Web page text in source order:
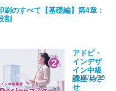
刷のすべて【基礎編】第4章：
割
アドビ・
インデザ
イン中級
講座 めざ
せ
2016/11/29